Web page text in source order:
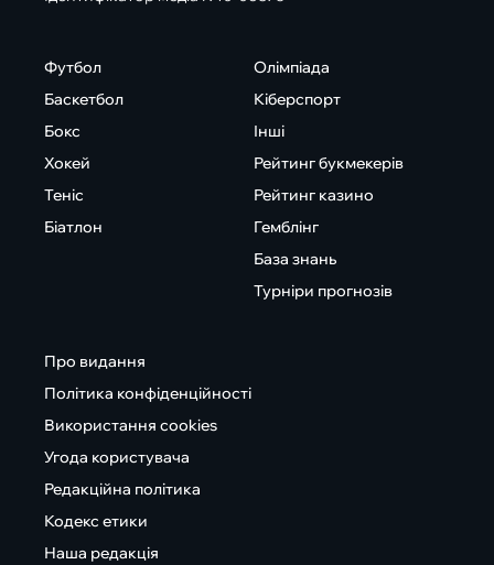
Футбол
Баскетбол
Бокс
Хокей
Теніс
Біатлон
Олімпіада
Кіберспорт
Інші
Рейтинг букмекерів
Рейтинг казино
Гемблінг
База знань
Турніри прогнозів
Про видання
Політика конфіденційності
Використання cookies
Угода користувача
Редакційна політика
Кодекс етики
Наша редакція